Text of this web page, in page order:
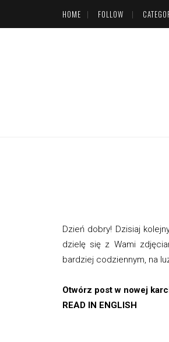
HOME FOLLOW
Dzień dobry! Dzisiaj
dzielę się z Wami
bardziej codziennym, na
Otwórz post w nowej
READ IN ENGLISH